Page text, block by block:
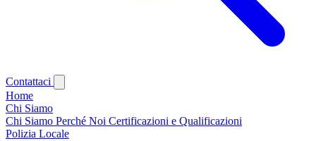
Contattaci
Home
Chi Siamo
Chi Siamo Perché Noi Certificazioni e Qualificazioni
Polizia Locale